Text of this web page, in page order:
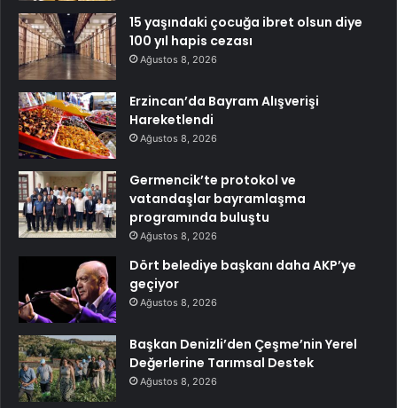
15 yaşındaki çocuğa ibret olsun diye
100 yıl hapis cezası
Ağustos 8, 2026
Erzincan’da Bayram Alışverişi
Hareketlendi
Ağustos 8, 2026
Germencik’te protokol ve
vatandaşlar bayramlaşma
programında buluştu
Ağustos 8, 2026
Dört belediye başkanı daha AKP’ye
geçiyor
Ağustos 8, 2026
Başkan Denizli’den Çeşme’nin Yerel
Değerlerine Tarımsal Destek
Ağustos 8, 2026